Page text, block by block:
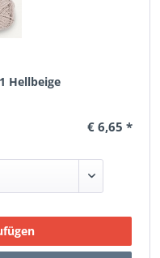
Hellbeige
€ 6,65 *